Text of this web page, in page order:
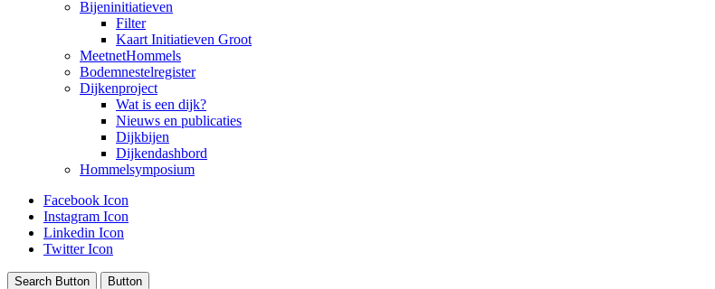
Bijeninitiatieven
Filter
Kaart Initiatieven Groot
MeetnetHommels
Bodemnestelregister
Dijkenproject
Wat is een dijk?
Nieuws en publicaties
Dijkbijen
Dijkendashbord
Hommelsymposium
Facebook Icon
Instagram Icon
Linkedin Icon
Twitter Icon
Search Button Button